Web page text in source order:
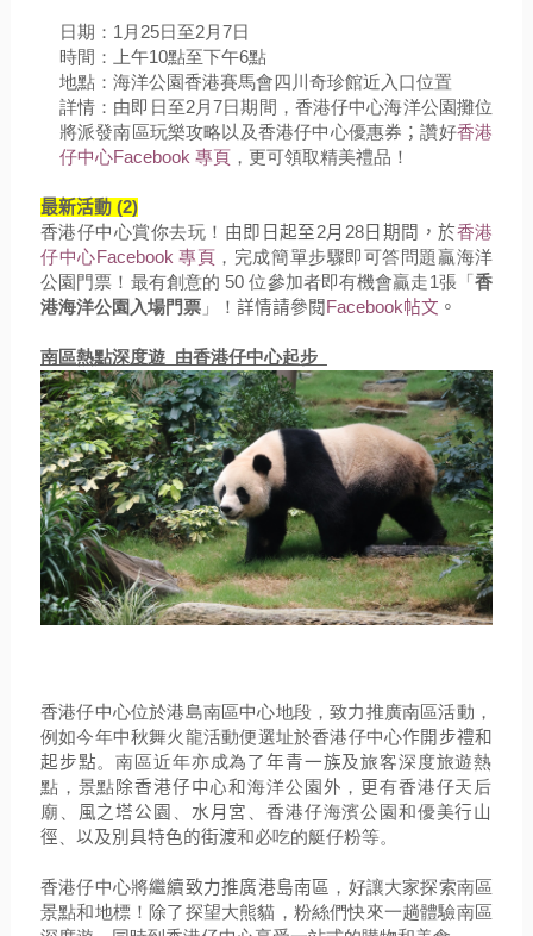
日期： 1月 25日至2月 7日
時間：上午10點至下午6點
地點：海洋公園香港賽馬會四川奇珍館近入口位置
詳情： 由即 日至2月7日期間，香港仔中心海洋公園攤位
將派發南區玩樂攻略以及香港仔中心優惠券 ；讚好香港
仔中心Facebook 專頁 ，更可領取精美禮品！
最新活動 (2)
香港仔中心賞你去玩 ！ 由即日起至2月 28日期間，於香港
仔中心Facebook專頁 ，完成簡單步驟即可答問題贏海洋
公園門票 ！ 最有創意的 50位參加者即有機會贏走1張「 香
港海洋公園入場門票」！ 詳情請參閱 Facebook帖文 。
南區熱點深度遊 由香港仔中心起步
香港仔中心位於港島南區中心地段，致力推廣南區活動，
例如今年中秋舞火龍活動便選址於香港仔中心作開步禮和
起步點。南 區近年亦成為了年青一族及旅客深度旅遊熱
點，景點除香港仔中心和海洋公園 外 ， 更有香港仔天后
廟
風之塔公園 水月宮 、香港仔海濱公園和優美行山
徑
以及別具特色的街渡和必吃的艇仔粉等。
香港仔中心將繼續致力推廣港島南區 ，好讓大家探索南區
景點和地標！ 除了探望大熊貓，粉絲們快來一趟體驗南區